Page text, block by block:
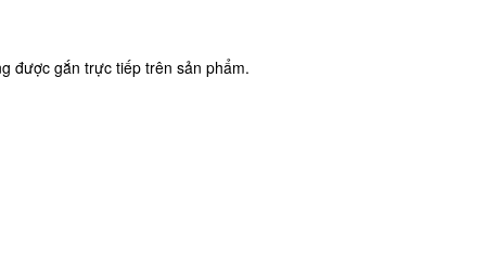
được gắn trực tiếp trên sản phẩm.